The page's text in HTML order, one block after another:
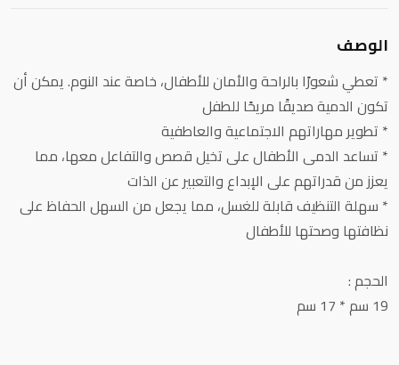
الوصف
* تعطي شعورًا بالراحة والأمان للأطفال، خاصة عند النوم. يمكن أن
تكون الدمية صديقًا مريحًا للطفل
* تطوير مهاراتهم الاجتماعية والعاطفية
* تساعد الدمى الأطفال على تخيل قصص والتفاعل معها، مما
يعزز من قدراتهم على الإبداع والتعبير عن الذات
* سهلة التنظيف قابلة للغسل، مما يجعل من السهل الحفاظ على
نظافتها وصحتها للأطفال
الحجم :
19 سم * 17 سم